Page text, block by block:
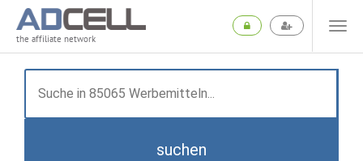
the affiliate network
suchen